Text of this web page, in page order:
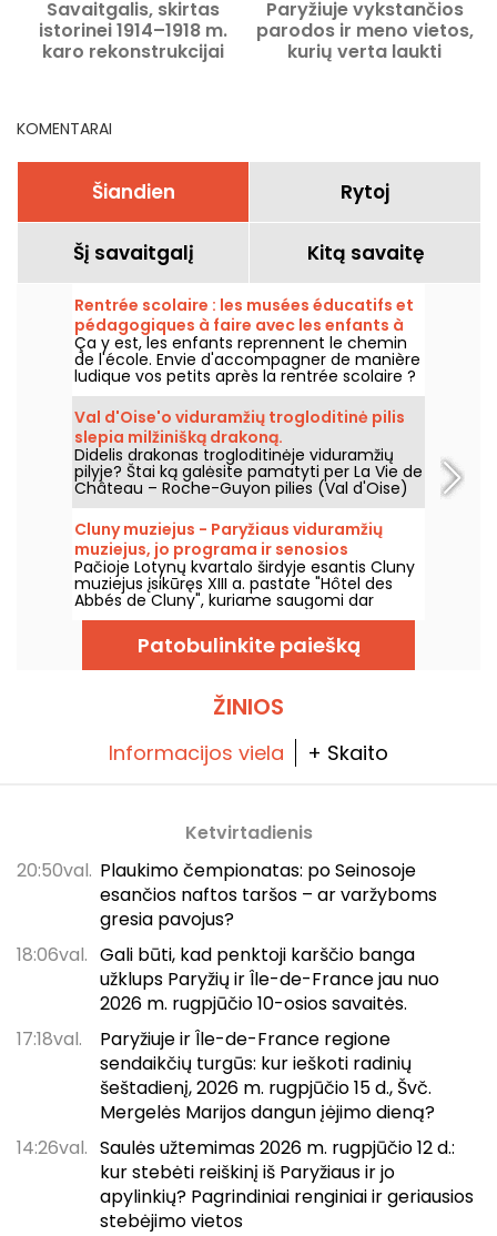
Savaitgalis, skirtas
istorinei 1914–1918 m.
karo rekonstrukcijai
Paryžiuje vykstančios
parodos ir meno vietos,
kurių verta laukti
KOMENTARAI
Šiandien Rytoj
Šį savaitgalį Kitą savaitę
Rentrée scolaire : les musées éducatifs et
pédagogiques à faire avec les enfants à
Paris
Ça y est, les enfants reprennent le chemin
de l'école. Envie d'accompagner de manière
ludique vos petits après la rentrée scolaire ?
Alors, voici notre sélection des musées
éducatifs à Paris, pour apprendre plein de
choses en s'amusant et même avec des
enfants !
Val d'Oise'o viduramžių trogloditinė pilis
slepia milžinišką drakoną.
Didelis drakonas trogloditinėje viduramžių
pilyje? Štai ką galėsite pamatyti per La Vie de
Château – Roche-Guyon pilies (Val d'Oise)
šiuolaikinio meno parodą, kuri vyks nuo 2026
m. birželio 20 d. iki lapkričio 1 d.
Cluny muziejus - Paryžiaus viduramžių
muziejus, jo programa ir senosios
vertybės
Pačioje Lotynų kvartalo širdyje esantis Cluny
muziejus įsikūręs XIII a. pastate "Hôtel des
Abbés de Cluny", kuriame saugomi dar
senesni meno kūriniai! Apsilankykite šiame
Paryžiaus viduramžiams skirtame muziejuje.
Patobulinkite paiešką
ŽINIOS
Informacijos viela + Skaito
Ketvirtadienis
20:50val. Plaukimo čempionatas: po Seinosoje
esančios naftos taršos – ar varžyboms
gresia pavojus?
18:06val. Gali būti, kad penktoji karščio banga
užklups Paryžių ir Île-de-France jau nuo
2026 m. rugpjūčio 10-osios savaitės.
17:18val.
Paryžiuje ir Île-de-France regione
sendaikčių turgūs: kur ieškoti radinių
šeštadienį, 2026 m. rugpjūčio 15 d., Švč.
Mergelės Marijos dangun įėjimo dieną?
14:26val. Saulės užtemimas 2026 m. rugpjūčio 12 d.:
kur stebėti reiškinį iš Paryžiaus ir jo
apylinkių? Pagrindiniai renginiai ir geriausios
stebėjimo vietos